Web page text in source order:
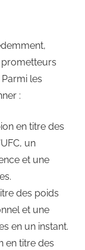
prometteurs
les
:
en titre des
un
et une
des poids
et une
en un instant.
en titre des